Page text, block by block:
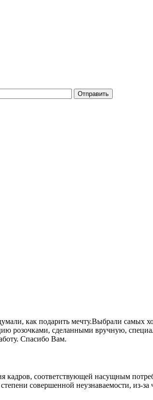
как подарить мечту.Выбрали самых
розочками, сделанными вручную,
Спасибо Вам.
кадров, соответствующей насущным
совершенной неузнаваемости, из-за